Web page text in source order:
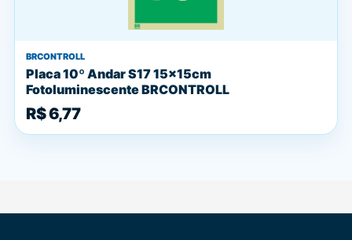
BRCONTROLL
Placa 10º Andar S17 15x15cm
Fotoluminescente BRCONTROLL
R$ 6,77